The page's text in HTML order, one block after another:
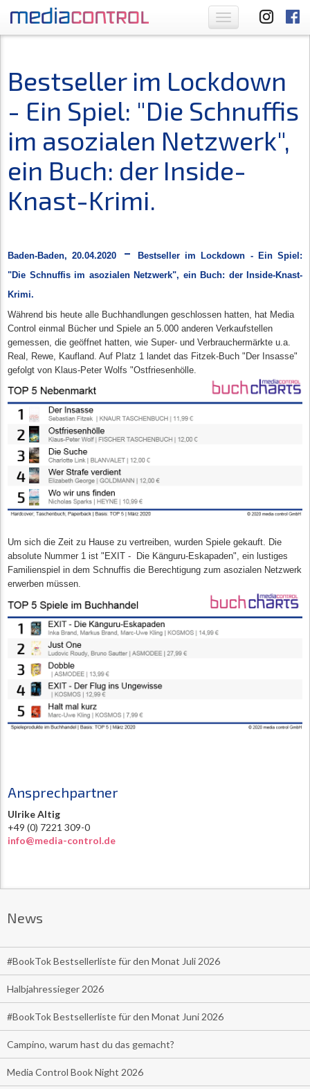
Toggle
navigation
Bestseller im Lockdown
- Ein Spiel: "Die Schnuffis
im asozialen Netzwerk",
ein Buch: der Inside-
Knast-Krimi.
Baden-Baden, 20.04.2020 -
Bestseller im Lockdown - Ein Spiel:
"Die Schnuffis im asozialen Netzwerk", ein Buch: der Inside-Knast-
Krimi.
Während bis heute alle Buchhandlungen geschlossen hatten, hat Media
Control einmal Bücher und Spiele an 5.000 anderen Verkaufstellen
gemessen, die geöffnet hatten, wie Super- und Verbrauchermärkte u.a.
Real, Rewe, Kaufland. Auf Platz 1 landet das Fitzek-Buch "Der Insasse"
gefolgt von Klaus-Peter Wolfs "Ostfriesenhölle.
Um sich die Zeit zu Hause zu vertreiben, wurden Spiele gekauft. Die
absolute Nummer 1 ist "EXIT - Die Känguru-Eskapaden", ein lustiges
Familienspiel in dem Schnuffis die Berechtigung zum asozialen Netzwerk
erwerben müssen.
Ansprechpartner
Ulrike Altig
+49 (0) 7221 309-0
info@media-control.de
News
#BookTok Bestsellerliste für den Monat Juli 2026
Halbjahressieger 2026
#BookTok Bestsellerliste für den Monat Juni 2026
Campino, warum hast du das gemacht?
Media Control Book Night 2026